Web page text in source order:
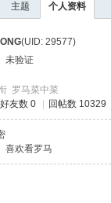
主题 个人资料
(UID: 29577)
未验证
罗马菜中菜
好友数 0 回帖数 10329
喜欢看罗马